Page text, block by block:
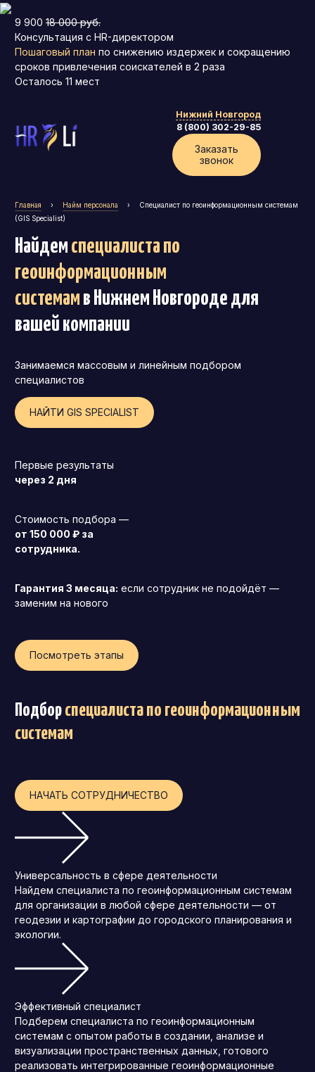
9 900 18 000 руб.
Консультация с HR-директором
Пошаговый план по снижению издержек и сокращению
сроков привлечения соискателей в 2 раза
Осталось 11 мест
Нижний Новгород
8 (800) 302-29-85
Заказать
звонок
Коммерческий директор
Операционный директор (COO)
Директор по персоналу (HR-директор)
Финансовый директор (CFO)
Технический директор (CTO)
Франшиза
Главная › Найм персонала ›
Специалист по геоинформационным системам
(GIS Specialist)
Найдем специалиста по
геоинформационным
системам в Нижнем Новгороде для
вашей компании
Занимаемся массовым и линейным подбором
специалистов
НАЙТИ GIS SPECIALIST
Первые результаты
через 2 дня
Стоимость подбора —
от 150 000 ₽ за
сотрудника.
Гарантия 3 месяца: если сотрудник не подойдёт —
заменим на нового
Посмотреть этапы
Подборспециалиста по геоинформационным
системам
НАЧАТЬ СОТРУДНИЧЕСТВО
Универсальность в сфере деятельности
Найдем специалиста по геоинформационным системам
для организации в любой сфере деятельности — от
геодезии и картографии до городского планирования и
экологии.
Эффективный специалист
Подберем специалиста по геоинформационным
системам с опытом работы в создании, анализе и
визуализации пространственных данных, готового
реализовать интегрированные геоинформационные